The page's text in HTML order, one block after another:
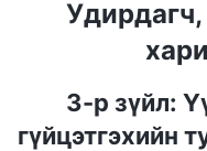
3-р зүйл:
гүйцэтгэхийн